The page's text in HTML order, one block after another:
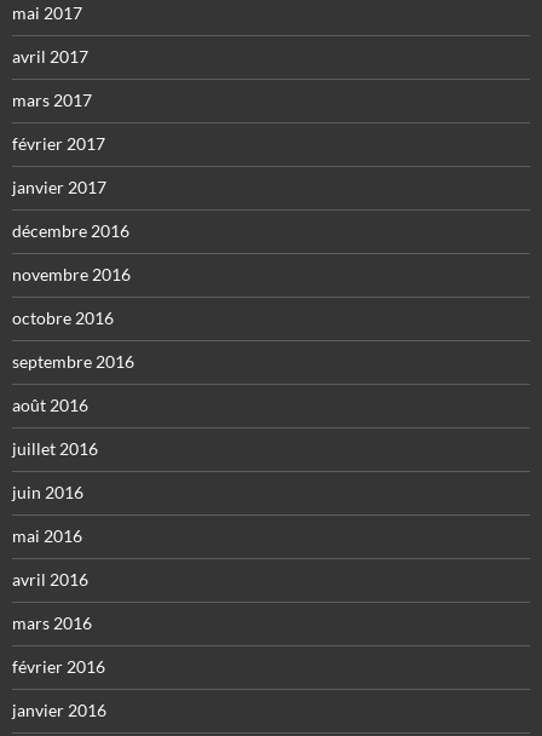
mai 2017
avril 2017
mars 2017
février 2017
janvier 2017
décembre 2016
novembre 2016
octobre 2016
septembre 2016
août 2016
juillet 2016
juin 2016
mai 2016
avril 2016
mars 2016
février 2016
janvier 2016